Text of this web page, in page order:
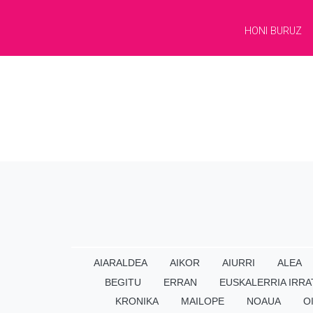
HONI BURUZ
AIARALDEA AIKOR AIURRI ALEA
BEGITU
ERRAN EUSKALERRIA
KRONIKA
MAILOPE NOAUA